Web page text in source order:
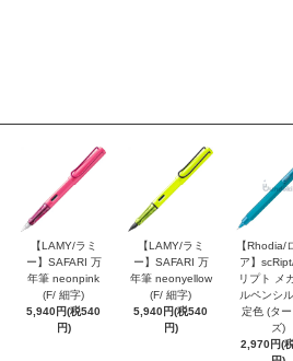
【LAMY/ラミ
ー】SAFARI 万
年筆 neonpink
(F/ 細字)
5,940円(税540
円)
【LAMY/ラミ
ー】SAFARI 万
年筆 neonyellow
(F/ 細字)
5,940円(税540
円)
【Rhodia/
ア】
リプト メ
ルペンシ
定色 (ター
ズ)
2,970円(